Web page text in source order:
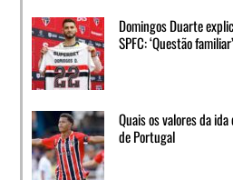
Domingos Duarte
SPFC: ‘Questão familiar’
Quais os valores da
de Portugal